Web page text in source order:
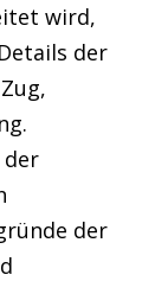
wird,
der
der
der